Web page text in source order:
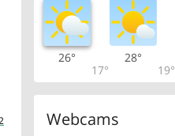
2
26°
17°
28°
19°
Webcams